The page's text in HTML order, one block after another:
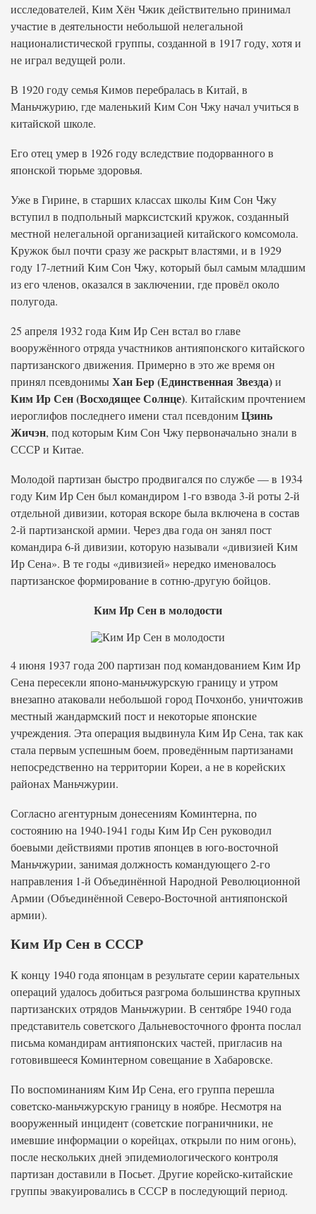
исследователей, Ким Хён Чжик действительно принимал
участие в деятельности небольшой нелегальной
националистической группы, созданной в 1917 году, хотя и
не играл ведущей роли.
В 1920 году семья Кимов перебралась в Китай, в
Маньчжурию, где маленький Ким Сон Чжу начал учиться в
китайской школе.
Его отец умер в 1926 году вследствие подорванного в
японской тюрьме здоровья.
Уже в Гирине, в старших классах школы Ким Сон Чжу
вступил в подпольный марксистский кружок, созданный
местной нелегальной организацией китайского комсомола.
Кружок был почти сразу же раскрыт властями, и в 1929
году 17-летний Ким Сон Чжу, который был самым младшим
из его членов, оказался в заключении, где провёл около
полугода.
25 апреля 1932 года Ким Ир Сен встал во главе
вооружённого отряда участников антияпонского китайского
партизанского движения. Примерно в это же время он
принял псевдонимыХан Бер (Единственная Звезда)и
Ким Ир Сен (Восходящее Солнце). Китайским прочтением
иероглифов последнего имени стал псевдонимЦзинь
Жичэн, под которым Ким Сон Чжу первоначально знали в
СССР и Китае.
Молодой партизан быстро продвигался по службе — в 1934
году Ким Ир Сен был командиром 1-го взвода 3-й роты 2-й
отдельной дивизии, которая вскоре была включена в состав
2-й партизанской армии. Через два года он занял пост
командира 6-й дивизии, которую называли «дивизией Ким
Ир Сена». В те годы «дивизией» нередко именовалось
партизанское формирование в сотню-другую бойцов.
Ким Ир Сен в молодости
4 июня 1937 года 200 партизан под командованием Ким Ир
Сена пересекли японо-маньчжурскую границу и утром
внезапно атаковали небольшой город Почхонбо, уничтожив
местный жандармский пост и некоторые японские
учреждения. Эта операция выдвинула Ким Ир Сена, так как
стала первым успешным боем, проведённым партизанами
непосредственно на территории Кореи, а не в корейских
районах Маньчжурии.
Согласно агентурным донесениям Коминтерна, по
состоянию на 1940-1941 годы Ким Ир Сен руководил
боевыми действиями против японцев в юго-восточной
Маньчжурии, занимая должность командующего 2-го
направления 1-й Объединённой Народной Революционной
Армии (Объединённой Северо-Восточной антияпонской
армии).
Ким Ир Сен в СССР
К концу 1940 года японцам в результате серии карательных
операций удалось добиться разгрома большинства крупных
партизанских отрядов Маньчжурии. В сентябре 1940 года
представитель советского Дальневосточного фронта послал
письма командирам антияпонских частей, пригласив на
готовившееся Коминтерном совещание в Хабаровске.
По воспоминаниям Ким Ир Сена, его группа перешла
советско-маньчжурскую границу в ноябре. Несмотря на
вооруженный инцидент (советские пограничники, не
имевшие информации о корейцах, открыли по ним огонь),
после нескольких дней эпидемиологического контроля
партизан доставили в Посьет. Другие корейско-китайские
группы эвакуировались в СССР в последующий период.